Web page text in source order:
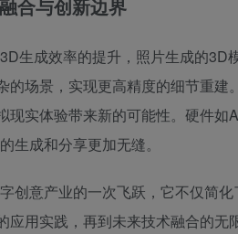
合与创新边界
生成效率的提升，照片生成的
的场景，实现更高精度的细节重
现实体验带来新的可能性。硬件
生成和分享更加无缝。
创意产业的一次飞跃，它不仅简
应用实践，再到未来技术融合的